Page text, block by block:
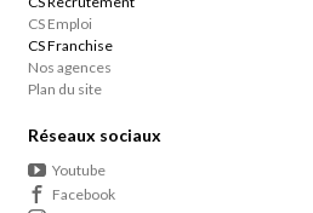
CS Emploi
CS Franchise
Nos agences
Plan du site
Réseaux sociaux
Youtube
Facebook